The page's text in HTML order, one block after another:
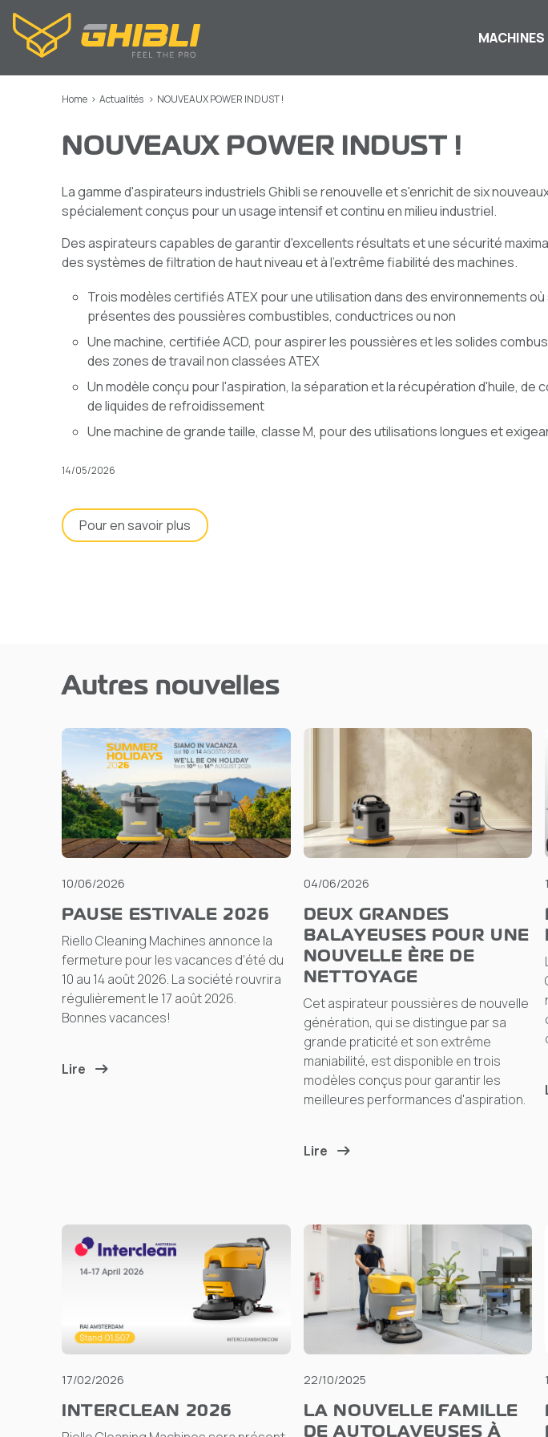
MACHINES
Home > Actualités > NOUVEAUX POWER INDUST !
NOUVEAUX POWER INDUST !
La gamme d'aspirateurs industriels Ghibli se renouvelle et s'enrichit de six
spécialement conçus pour un usage intensif et continu en milieu industriel.
Des aspirateurs capables de garantir d'excellents résultats et une sécurité
des systèmes de filtration de haut niveau et à l'extrême fiabilité des machines.
Trois modèles certifiés ATEX pour une utilisation dans des environnements
présentes des poussières combustibles, conductrices ou non
Une machine, certifiée ACD, pour aspirer les poussières et les solides
des zones de travail non classées ATEX
Un modèle conçu pour l'aspiration, la séparation et la récupération d'huile, de
de liquides de refroidissement
Une machine de grande taille, classe M, pour des utilisations longues et
14/05/2026
Pour en savoir plus
Autres nouvelles
10/06/2026
PAUSE ESTIVALE 2026
Riello Cleaning Machines annonce la
fermeture pour les vacances d’été du
10 au 14 août 2026. La société rouvrira
régulièrement le 17 août 2026.
Bonnes vacances!
Lire
04/06/2026
DEUX GRANDES
BALAYEUSES POUR UNE
NOUVELLE ÈRE DE
NETTOYAGE
Cet aspirateur poussières de nouvelle
génération, qui se distingue par sa
grande praticité et son extrême
maniabilité, est disponible en trois
modèles conçus pour garantir les
meilleures performances d'aspiration.
Lire
17/02/2026
INTERCLEAN 2026
22/10/2025
LA NOUVELLE FAMILLE
DE AUTOLAVEUSES À